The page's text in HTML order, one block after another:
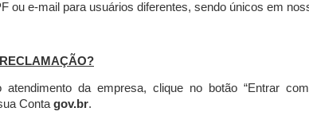
ou e-mail para usuários diferentes, sendo únicos em
da empresa, clique no botão “Entrar com
Conta gov.br.